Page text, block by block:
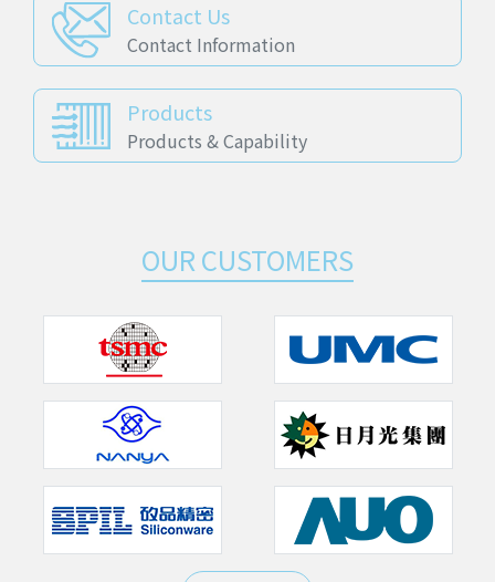
Contact Us
Contact Information
Products
Products & Capability
OUR CUSTOMERS